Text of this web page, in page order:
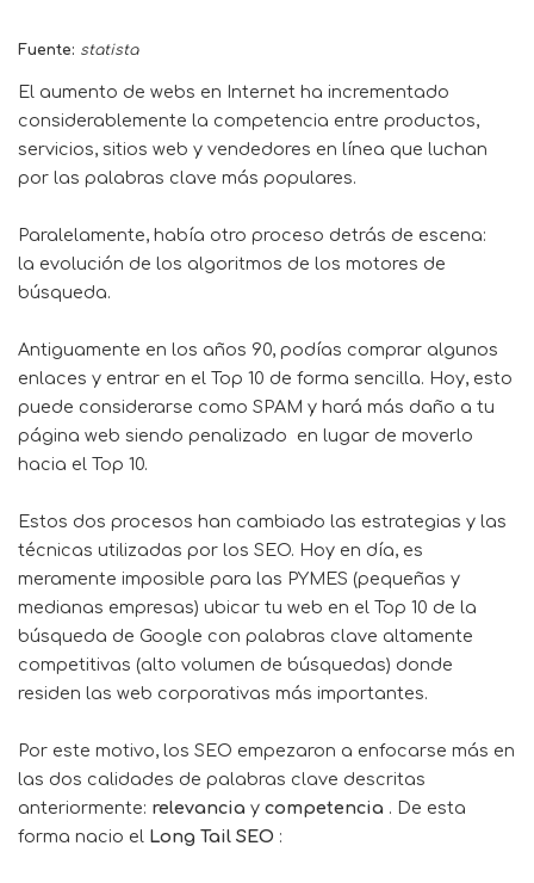
Fuente: statista
El aumento de webs en Internet ha incrementado
considerablemente la competencia entre productos,
servicios, sitios web y vendedores en línea que luchan
por las palabras clave más populares.
Paralelamente, había otro proceso detrás de escena:
la evolución de los algoritmos de los motores de
búsqueda.
Antiguamente en los años 90, podías comprar algunos
enlaces y entrar en el Top 10 de forma sencilla. Hoy, esto
puede considerarse como SPAM y hará más daño a tu
página web siendo penalizado en lugar de moverlo
hacia el Top 10.
Estos dos procesos han cambiado las estrategias y las
técnicas utilizadas por los SEO. Hoy en día, es
meramente imposible para las PYMES (pequeñas y
medianas empresas) ubicar tu web en el Top 10 de la
búsqueda de Google con palabras clave altamente
competitivas (alto volumen de búsquedas) donde
residen las web corporativas más importantes.
Por este motivo, los SEO empezaron a enfocarse más en
las dos calidades de palabras clave descritas
anteriormente: relevancia y competencia . De esta
forma nacio el Long Tail SEO :